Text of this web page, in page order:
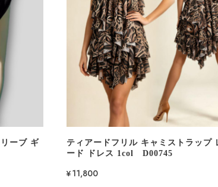
ーブ ギ
ティアードフリル キャミストラップ
ード ドレス 1col D00745
¥11,800